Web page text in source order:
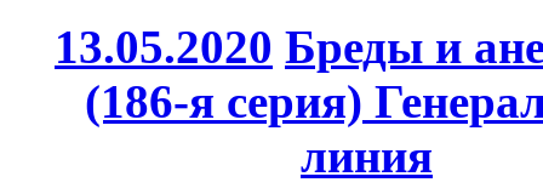
13.05.2020 Бреды и
(186-я серия)
линия